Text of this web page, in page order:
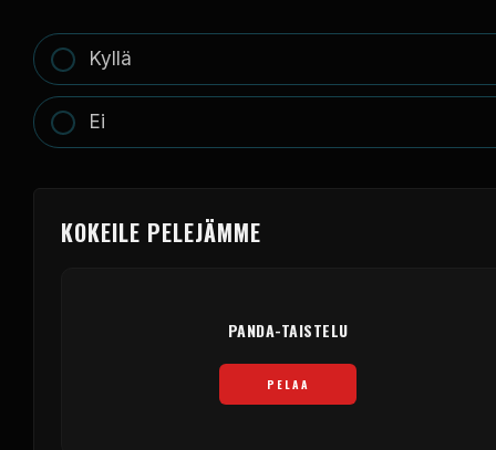
Kyllä
Ei
KOKEILE PELEJÄMME
PANDA-TAISTELU
PELAA